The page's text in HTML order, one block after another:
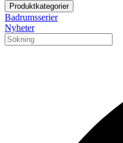
Produktkategorier
Badrumsserier
Nyheter